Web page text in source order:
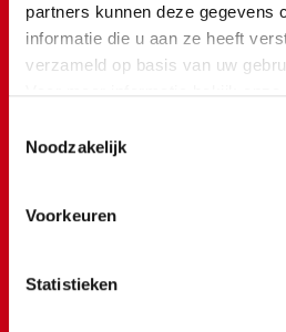
partners kunnen deze gegevens
informatie die u aan ze heeft
verzameld op basis van uw
We werken samen met
Noodzakelijk
Voorkeuren
Statistieken
Het